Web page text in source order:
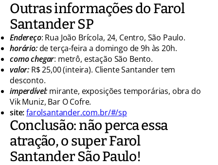
Outras informações do Farol
Santander SP
Endereço: Rua João Brícola, 24, Centro, São Paulo.
horário:de terça-feira a domingo de 9h às 20h.
como chegar: metrô, estação São Bento.
valor: R$ 25,00 (inteira). Cliente Santander tem
desconto.
imperdível: mirante, exposições temporárias, obra do
Vik Muniz, Bar O Cofre.
site:farolsantander.com.br/#/sp
Conclusão: não perca essa
atração, o super Farol
Santander São Paulo!